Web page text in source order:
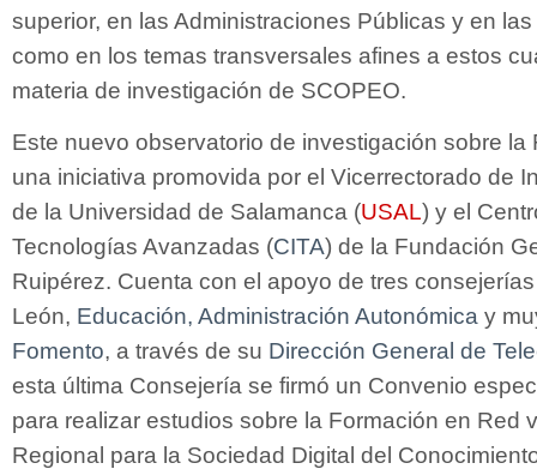
superior, en las Administraciones Públicas y en
como en los temas transversales afines a estos
materia de investigación de SCOPEO.
Este nuevo observatorio de investigación sobre la
una iniciativa promovida por el Vicerrectorado de
de la Universidad de Salamanca (USAL) y el
Tecnologías Avanzadas (CITA) de la Fundación
Ruipérez. Cuenta con el apoyo de tres
León, Educación, Administración Autonómica y
Fomento, a través de su Dirección General de
esta última Consejería se firmó un Convenio
para realizar estudios sobre la Formación en Red
Regional para la Sociedad Digital del